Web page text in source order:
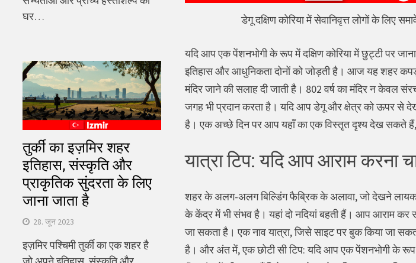
डेगू दक्षिण कोरिया में सेवानिवृत्त लोगों के लिए
यदि आप एक पेंशनभोगी के रूप में दक्षिण कोरिया में छुट्टी पर
इतिहास और आधुनिकता दोनों को जोड़ती है। आज यह शहर
मंदिर जाने की सलाह दी जाती है। 802 वर्ष का मंदिर न केवल
जगह भी प्रदान करता है। यदि आप डेगू और क्षेत्र को ऊपर से
है। एक अच्छे दिन पर आप यहाँ का एक विस्तृत दृश्य देख सकते हैं,
यात्रा टिप: यदि आप आराम करना
शहर के अलग-अलग बिल्डिंग फैब्रिक के अलावा, जो देखने
के केंद्र में भी संभव है। यहां दो नदियां बहती हैं। आप आराम कर
जा सकता है। एक नाव यात्रा, जिसे साइट पर बुक किया जा
है। और अंत में, एक छोटी सी टिप: यदि आप एक पेंशनभोगी के
घर…
तुर्की का इज़मिर शहर
इतिहास, संस्कृति और
प्राकृतिक सुंदरता के लिए
जाना जाता है
28. जून 2023
इज़मिर पश्चिमी तुर्की का एक शहर है